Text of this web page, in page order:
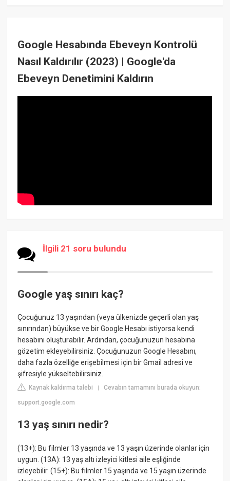
Google Hesabında Ebeveyn Kontrolü
Nasıl Kaldırılır (2023) | Google'da
Ebeveyn Denetimini Kaldırın
İlgili 21 soru bulundu
Google yaş sınırı kaç?
Çocuğunuz 13 yaşından (veya ülkenizde geçerli olan yaş
sınırından) büyükse ve bir Google Hesabı istiyorsa kendi
hesabını oluşturabilir. Ardından, çocuğunuzun hesabına
gözetim ekleyebilirsiniz. Çocuğunuzun Google Hesabını,
daha fazla özelliğe erişebilmesi için bir Gmail adresi ve
şifresiyle yükseltebilirsiniz.
Kaynak kaldırma talebi |Cevabın tamamını burada okuyun:
support.google.com
13 yaş sınırı nedir?
(13+): Bu filmler 13 yaşında ve 13 yaşın üzerinde olanlar için
uygun. (13A): 13 yaş altı izleyici kitlesi aile eşliğinde
izleyebilir. (15+): Bu filmler 15 yaşında ve 15 yaşın üzerinde